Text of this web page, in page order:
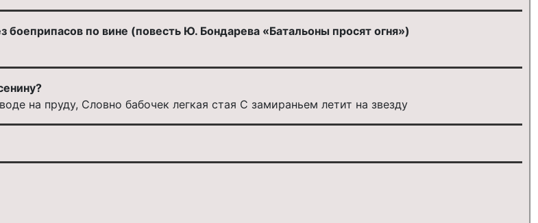
боеприпасов по вине (повесть Ю. Бондарева «Батальоны просят огня»)
на пруду, Словно бабочек легкая стая С замираньем летит на звезду